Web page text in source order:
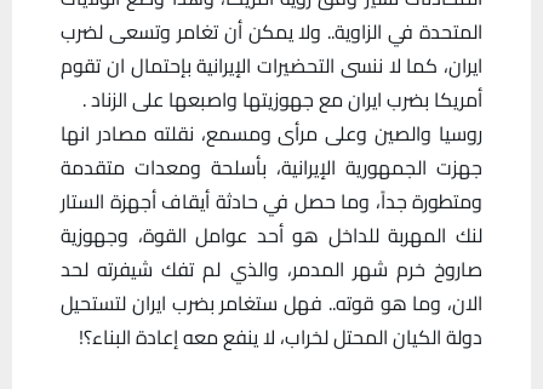
المتحدة في الزاوية.. ولا يمكن أن تغامر وتسعى لضرب
ايران، كما لا ننسى التحضيرات الإيرانية بإحتمال ان تقوم
أمريكا بضرب ايران مع جهوزيتها واصبعها على الزناد .
روسيا والصين وعلى مرأى ومسمع، نقلته مصادر انها
جهزت الجمهورية الإيرانية، بأسلحة ومعدات متقدمة
ومتطورة جداً، وما حصل في حادثة أيقاف أجهزة الستار
لنك المهربة للداخل هو أحد عوامل القوة، وجهوزية
صاروخ خرم شهر المدمر، والذي لم تفك شيفرته لحد
الان، وما هو قوته.. فهل ستغامر بضرب ايران لتستحيل
دولة الكيان المحتل لخراب، لا ينفع معه إعادة البناء؟!